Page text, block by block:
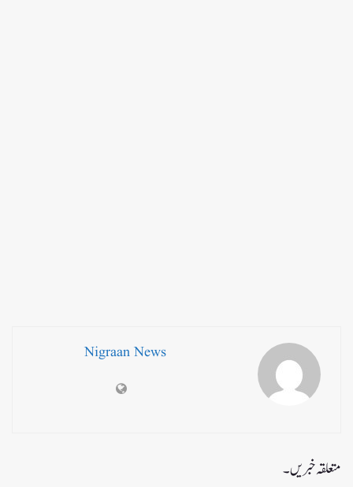
Nigraan News
متعلقہ خبریں۔